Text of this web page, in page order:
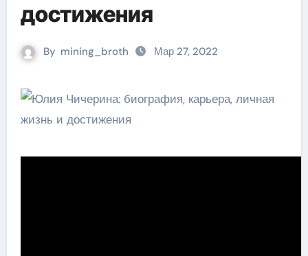
достижения
By mining_broth Мар 27, 2022